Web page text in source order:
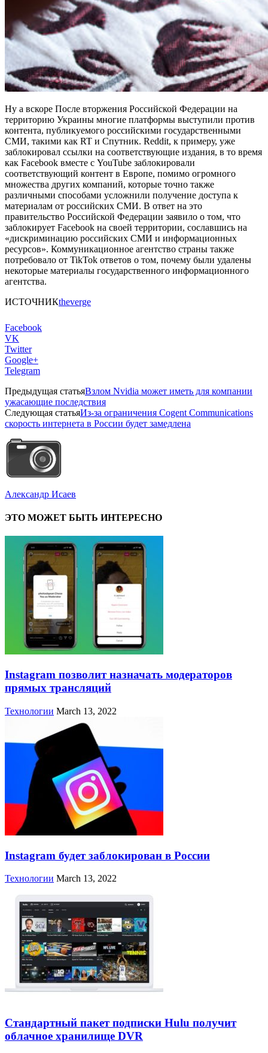
Ну а вскоре После вторжения Российской Федерации на
территорию Украины многие платформы выступили против
контента, публикуемого российскими государственными
СМИ, такими как RT и Спутник. Reddit, к примеру, уже
заблокировал ссылки на соответствующие издания, в то время
как Facebook вместе с YouTube заблокировали
соответствующий контент в Европе, помимо огромного
множества других компаний, которые точно также
различными способами усложнили получение доступа к
материалам от российских СМИ. В ответ на это
правительство Российской Федерации заявило о том, что
заблокирует Facebook на своей территории, сославшись на
«дискриминацию российских СМИ и информационных
ресурсов». Коммуникационное агентство страны также
потребовало от TikTok ответов о том, почему были удалены
некоторые материалы государственного информационного
агентства.
ИСТОЧНИКtheverge
Facebook
VK
Twitter
Google+
Telegram
Предыдущая статьяВзлом Nvidia может иметь для компании
ужасающие последствия
Следующая статьяИз-за ограничения Cogent Communications
скорость интернета в России будет замедлена
Александр Исаев
ЭТО МОЖЕТ БЫТЬ ИНТЕРЕСНО
Instagram позволит назначать модераторов
прямых трансляций
Технологии March 13, 2022
Instagram будет заблокирован в России
Технологии March 13, 2022
Стандартный пакет подписки Hulu получит
облачное хранилище DVR